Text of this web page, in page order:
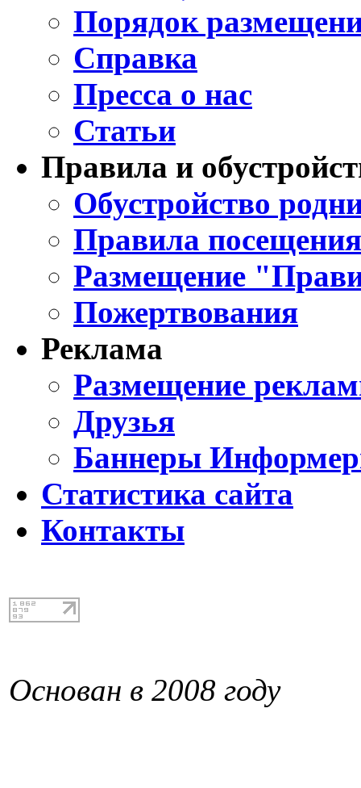
Порядок
Справка
Пресса о нас
Статьи
Правила и
Обустройство
Правила
Размещение
Пожертвования
Реклама
Размещение
Друзья
Баннеры
Статистика сайта
Контакты
Основан в 2008 году